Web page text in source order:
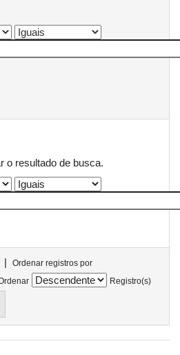
o resultado de busca.
|
Ordenar registros por
Registro(s)